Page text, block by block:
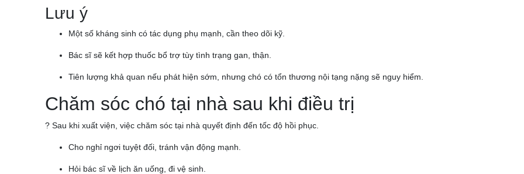
Lưu ý
Một số kháng sinh có tác dụng phụ mạnh, cần theo dõi kỹ.
Bác sĩ sẽ kết hợp thuốc bổ trợ tùy tình trạng gan, thận.
Tiên lượng khả quan nếu phát hiện sớm, nhưng chó có tổn thương nội tạng nặng sẽ nguy hiểm.
Chăm sóc chó tại nhà sau khi điều trị
? Sau khi xuất viện, việc chăm sóc tại nhà quyết định đến tốc độ hồi phục.
Cho nghỉ ngơi tuyệt đối, tránh vận động mạnh.
Hỏi bác sĩ về lịch ăn uống, đi vệ sinh.